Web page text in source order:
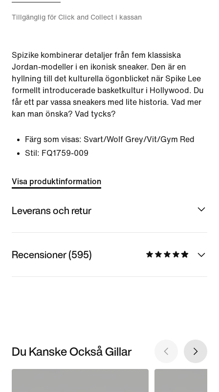
Tillgänglig för Click and Collect i kassan
Spizike kombinerar detaljer från fem klassiska
Jordan-modeller i en ikonisk sneaker. Den är en
hyllning till det kulturella ögonblicket när Spike Lee
formellt introducerade basketkultur i Hollywood. Du
får ett par vassa sneakers med lite historia. Vad mer
kan man önska? Vad tycks?
Färg som visas: Svart/Wolf Grey/Vit/Gym Red
Stil: FQ1759-009
Visa produktinformation
Leverans och retur
Recensioner (595)
Du Kanske Också Gillar